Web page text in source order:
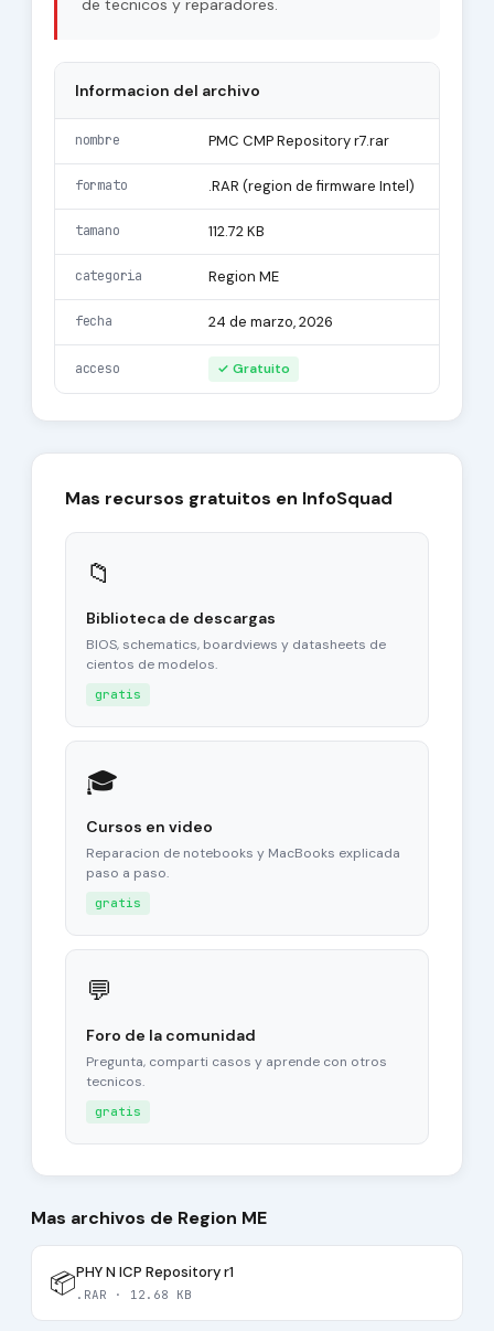
de tecnicos y reparadores.
Informacion del archivo
nombre PMC CMP Repository r7.rar
formato .RAR (region de firmware Intel)
tamano 112.72 KB
categoria Region ME
fecha 24 de marzo, 2026
acceso ✓ Gratuito
Mas recursos gratuitos en InfoSquad
📁
Biblioteca de descargas
BIOS, schematics, boardviews y datasheets de
cientos de modelos.
gratis
🎓
Cursos en video
Reparacion de notebooks y MacBooks explicada
paso a paso.
gratis
💬
Foro de la comunidad
Pregunta, comparti casos y aprende con otros
tecnicos.
gratis
Mas archivos de Region ME
📦PHY N ICP Repository r1
.RAR · 12.68 KB